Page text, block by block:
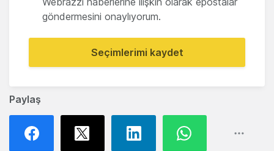
Paylaş
göndermesini onaylıyorum.
Seçimlerimi kaydet